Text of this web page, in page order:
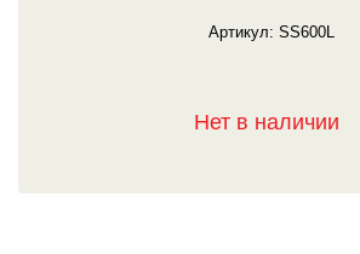
Артикул: SS600L
Нет в наличии